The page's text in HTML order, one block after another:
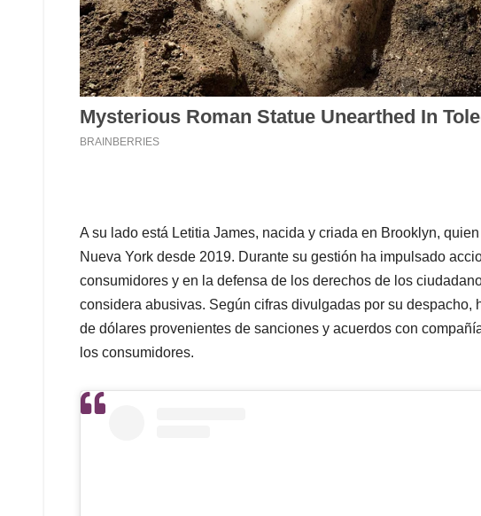
A su lado está Letitia James, nacida y criada en Brooklyn,
Nueva York desde 2019. Durante su gestión ha impulsado
consumidores y en la defensa de los derechos de los
considera abusivas. Según cifras divulgadas por su despacho,
de dólares provenientes de sanciones y acuerdos con
los consumidores.